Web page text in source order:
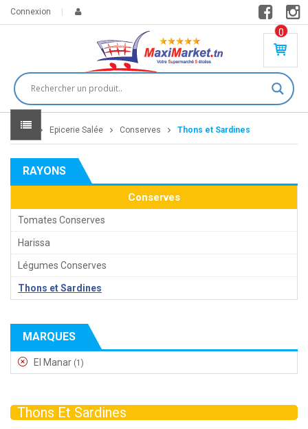
Connexion
0
PR
DU
IT(
S)
DT
Home Epicerie Salée Conserves Thons et Sardines
RAYONS
Conserves
Tomates Conserves
Harissa
Légumes Conserves
Thons et Sardines
MARQUES
El Manar (1)
Thons Et Sardines